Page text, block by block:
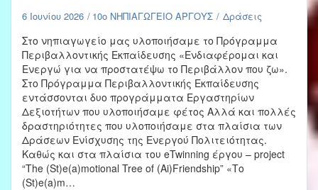
6 Ιουνίου 2026 10ο ΝΗΠΙΑΓΩΓΕΙΟ ΑΡΓΟΥΣ Δράσεις
Στο νηπιαγωγείο μας υλοποιήσαμε το Πρόγραμμα
Περιβαλλοντικής Εκπαίδευσης «Ενδιαφέρομαι και
Ενεργώ για να προστατέψω το Περιβάλλον που ζω».
Στο Πρόγραμμα Περιβαλλοντικής Εκπαίδευσης
εντάσσονται δυο προγράμματα Εργαστηρίων
Δεξιοτήτων που υλοποιήσαμε φέτος Αλλά και πολλές
δραστηριότητες που υλοποιήσαμε στα πλαίσια των
Δράσεων Ενίσχυσης της Ενεργού Πολιτειότητας.
Καθώς και στα πλαίσια του eTwinning έργου – project
“The (St)e(a)motional Tree of (Ai)Friendship” «Το
(St)e(a)m…